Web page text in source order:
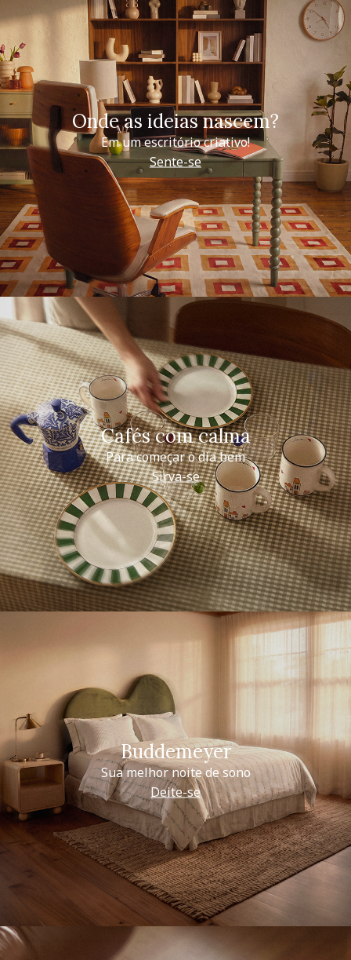
Onde as ideias nascem?
Em um escritório criativo!
Sente-se
Cafés com calma
Para começar o dia bem
Sirva-se
Buddemeyer
Sua melhor noite de sono
Deite-se